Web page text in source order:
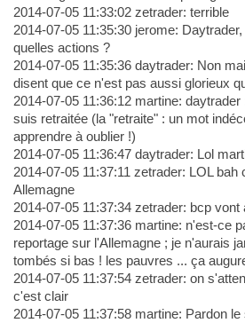
2014-07-05 11:33:02 zetrader: terrible
2014-07-05 11:35:30 jerome:
quelles actions ?
2014-07-05 11:35:36 daytrader: Non
disent que ce n'est pas aussi glorieux
2014-07-05 11:36:12 martine:
suis retraitée (la "retraite" : un mot
apprendre à oublier !)
2014-07-05 11:36:47 daytrader: Lol
2014-07-05 11:37:11 zetrader: LOL
Allemagne
2014-07-05 11:37:34 zetrader: bcp
2014-07-05 11:37:36 martine: n'est-ce
reportage sur l'Allemagne ; je n'aurais
tombés si bas ! les pauvres ... ça
2014-07-05 11:37:54 zetrader: on
c'est clair
2014-07-05 11:37:58 martine: Pardon